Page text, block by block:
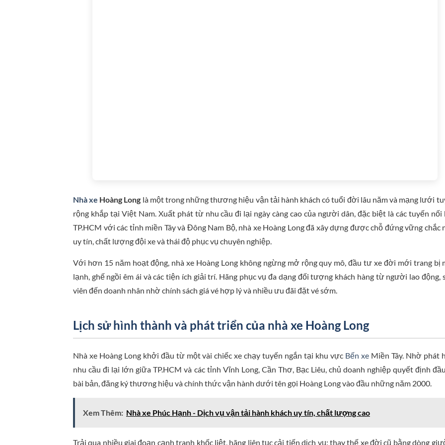
Nhà xe Hoàng Long là một trong những thương hiệu vận tải hành khách có tuổi đời lâu năm và mạng lưới
rộng khắp tại Việt Nam. Xuất phát từ nhu cầu đi lại ngày càng cao của người dân, đặc biệt là các tuyến nối
TP.HCM với các tỉnh miền Tây và Đông Nam Bộ, nhà xe Hoàng Long đã xây dựng được chỗ đứng vững chắc
uy tín, chất lượng đội xe và thái độ phục vụ chuyên nghiệp.
Với hơn 15 năm hoạt động, nhà xe Hoàng Long không ngừng mở rộng quy mô, đầu tư xe đời mới trang bị
lạnh, ghế ngồi êm ái và các tiện ích giải trí. Hãng phục vụ đa dạng đối tượng khách hàng từ người lao động,
viên đến doanh nhân nhờ chính sách giá vé hợp lý và nhiều ưu đãi đặt vé sớm.
Lịch sử hình thành và phát triển của nhà xe Hoàng Long
Nhà xe Hoàng Long khởi đầu từ một vài chiếc xe chạy tuyến ngắn tại khu vực Bến xeMiền Tây. Nhờ phát
nhu cầu đi lại lớn giữa TP.HCM và các tỉnh Vĩnh Long, Cần Thơ, Bạc Liêu, chủ doanh nghiệp quyết định
bài bản, đăng ký thương hiệu và chính thức vận hành dưới tên gọi Hoàng Long vào đầu những năm 2000.
Xem Thêm: Nhà xe Phúc Hạnh - Dịch vụ vận tải hành khách uy tín, chất lượng cao
Trải qua nhiều giai đoạn cạnh tranh khốc liệt, hãng liên tục cải tiến dịch vụ: thay thế xe đời cũ bằng dòng